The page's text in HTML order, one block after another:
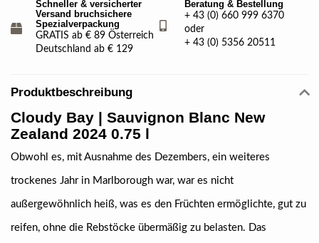
Schneller & versicherter
Versand bruchsichere
Spezialverpackung
GRATIS ab € 89 Österreich
Deutschland ab € 129
Beratung & Bestellung
+ 43 (0) 660 999 6370
oder
+ 43 (0) 5356 20511
Produktbeschreibung
Cloudy Bay | Sauvignon Blanc New
Zealand 2024 0.75 l
Obwohl es, mit Ausnahme des Dezembers, ein weiteres
trockenes Jahr in Marlborough war, war es nicht
außergewöhnlich heiß, was es den Früchten ermöglichte, gut zu
reifen, ohne die Rebstöcke übermäßig zu belasten. Das